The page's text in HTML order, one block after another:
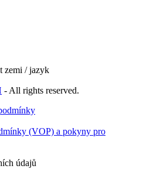
zemi / jazyk
- All rights reserved.
(VOP) a pokyny pro
údajů